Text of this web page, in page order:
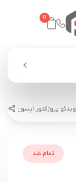
0
ویدئو پروژکتور اپسون EPSON EB-X39
تمام شد